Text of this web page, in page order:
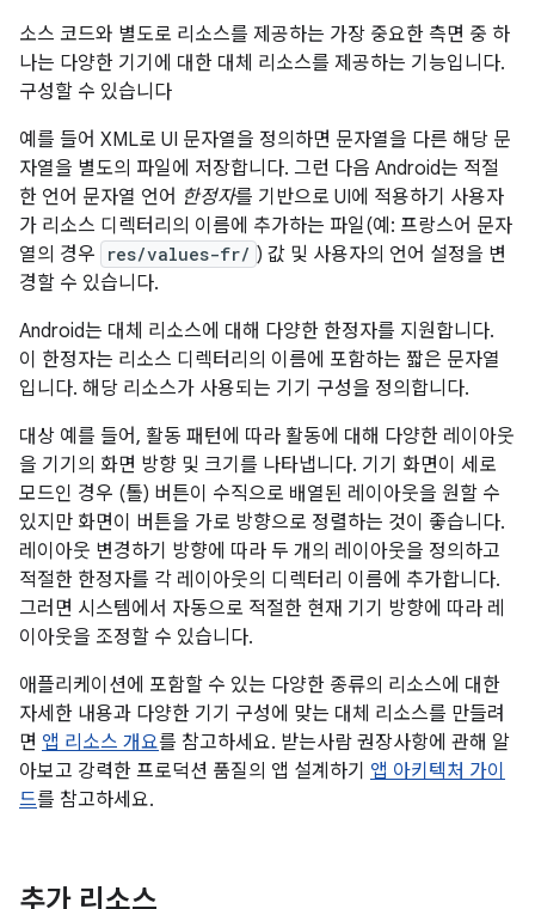
소스 코드와 별도로 리소스를 제공하는 가장 중요한 측면 중 하
나는 다양한 기기에 대한 대체 리소스를 제공하는 기능입니다.
구성할 수 있습니다
예를 들어 XML로 UI 문자열을 정의하면 문자열을 다른 해당 문
자열을 별도의 파일에 저장합니다. 그런 다음 Android는 적절
한 언어 문자열 언어 한정자를 기반으로 UI에 적용하기 사용자
가 리소스 디렉터리의 이름에 추가하는 파일(예: 프랑스어 문자
열의 경우
res/values-fr/ ) 값 및 사용자의 언어 설정을 변
경할 수 있습니다.
Android는 대체 리소스에 대해 다양한 한정자를 지원합니다.
이 한정자는 리소스 디렉터리의 이름에 포함하는 짧은 문자열
입니다. 해당 리소스가 사용되는 기기 구성을 정의합니다.
대상 예를 들어, 활동 패턴에 따라 활동에 대해 다양한 레이아웃
을 기기의 화면 방향 및 크기를 나타냅니다. 기기 화면이 세로
모드인 경우 (톨) 버튼이 수직으로 배열된 레이아웃을 원할 수
있지만 화면이 버튼을 가로 방향으로 정렬하는 것이 좋습니다.
레이아웃 변경하기 방향에 따라 두 개의 레이아웃을 정의하고
적절한 한정자를 각 레이아웃의 디렉터리 이름에 추가합니다.
그러면 시스템에서 자동으로 적절한 현재 기기 방향에 따라 레
이아웃을 조정할 수 있습니다.
애플리케이션에 포함할 수 있는 다양한 종류의 리소스에 대한
자세한 내용과 다양한 기기 구성에 맞는 대체 리소스를 만들려
면 앱 리소스 개요를 참고하세요. 받는사람 권장사항에 관해 알
아보고 강력한 프로덕션 품질의 앱 설계하기 앱 아키텍처 가이
드를 참고하세요.
추가 리소스